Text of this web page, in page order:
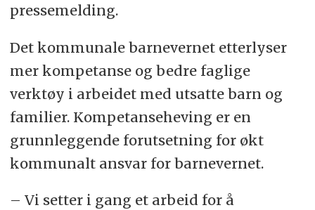
pressemelding.
Det kommunale barnevernet etterlyser
mer kompetanse og bedre faglige
verktøy i arbeidet med utsatte barn og
familier. Kompetanseheving er en
grunnleggende forutsetning for økt
kommunalt ansvar for barnevernet.
– Vi setter i gang et arbeid for å